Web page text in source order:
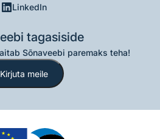
LinkedIn
tagasiside
Sõnaveebi paremaks teha!
Kirjuta meile